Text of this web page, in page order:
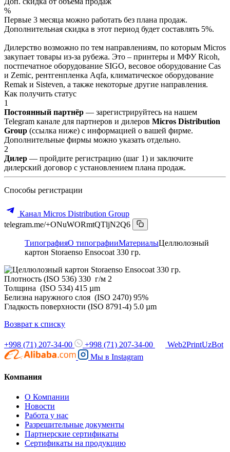
%
Первые 3 месяца можно работать без плана продаж.
Дополнительная скидка в этот период будет составлять 5%.
Дилерство возможно по тем направлениям, по которым Micros
закупает товары из-за рубежа. Это – принтеры и МФУ Ricoh,
постпечатное оборудование SIGO, весовое оборудование Cas
и Zemic, рентгенпленка Aqfa, климатическое оборудование
Remak и Sisteven, а также некоторые другие направления.
Как получить статус
1
Постоянный партнёр — зарегистрируйтесь на нашем
Telegram канале для партнеров и дилеров Micros Distribution
Group (ссылка ниже) с информацией о вашей фирме.
Дополнительные фирмы можно указать отдельно.
2
Дилер — пройдите регистрацию (шаг 1) и заключите
дилерский договор с установлением плана продаж.
Способы регистрации
Канал Micros Distribution Group
telegram.me/+ONuWORmtQTljN2Q6
ТипографияО типографииМатериалыЦеллюлозный
картон Storaenso Ensocoat 330 гр.
Плотность (ISO 536) 330 г/м 2
Толщина (ISO 534) 415 µm
Белизна наружного слоя (ISO 2470) 95%
Гладкость поверхности (ISO 8791-4) 5.0 µm
Возврат к списку
+998 (71) 207-34-00 +998 (71) 207-34-00
Web2PrintUzBot
Мы в Instagram
Компания
О Компании
Новости
Работа у нас
Разрешительные документы
Партнерские сертификаты
Сертификаты на продукцию